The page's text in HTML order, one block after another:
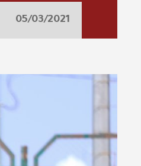
05/03/2021